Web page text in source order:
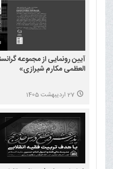
آیین رونمایی از مجموعه
العظمی مکارم شیرازی»
27 اردیبهشت 1405